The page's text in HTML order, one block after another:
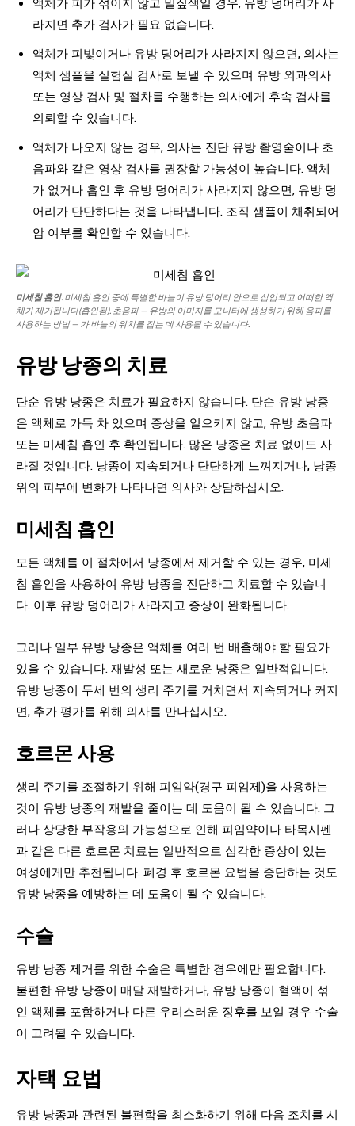
라지면 추가 검사가 필요 없습니다.
액체가 피빛이거나 유방 덩어리가 사라지지 않으면, 의사는
액체 샘플을 실험실 검사로 보낼 수 있으며 유방 외과의사
또는 영상 검사 및 절차를 수행하는 의사에게 후속 검사를
의뢰할 수 있습니다.
액체가 나오지 않는 경우, 의사는 진단 유방 촬영술이나 초
음파와 같은 영상 검사를 권장할 가능성이 높습니다. 액체
가 없거나 흡인 후 유방 덩어리가 사라지지 않으면, 유방 덩
어리가 단단하다는 것을 나타냅니다. 조직 샘플이 채취되어
암 여부를 확인할 수 있습니다.
미세침 흡인. 미세침 흡인 중에 특별한 바늘이 유방 덩어리 안으로 삽입되고 어떠한 액
체가 제거됩니다(흡인됨). 초음파 — 유방의 이미지를 모니터에 생성하기 위해 음파를
사용하는 방법 — 가 바늘의 위치를 잡는 데 사용될 수 있습니다.
유방 낭종의 치료
단순 유방 낭종은 치료가 필요하지 않습니다. 단순 유방 낭종
은 액체로 가득 차 있으며 증상을 일으키지 않고, 유방 초음파
또는 미세침 흡인 후 확인됩니다. 많은 낭종은 치료 없이도 사
라질 것입니다. 낭종이 지속되거나 단단하게 느껴지거나, 낭종
위의 피부에 변화가 나타나면 의사와 상담하십시오.
미세침 흡인
모든 액체를 이 절차에서 낭종에서 제거할 수 있는 경우, 미세
침 흡인을 사용하여 유방 낭종을 진단하고 치료할 수 있습니
다. 이후 유방 덩어리가 사라지고 증상이 완화됩니다.
그러나 일부 유방 낭종은 액체를 여러 번 배출해야 할 필요가
있을 수 있습니다. 재발성 또는 새로운 낭종은 일반적입니다.
유방 낭종이 두세 번의 생리 주기를 거치면서 지속되거나 커지
면, 추가 평가를 위해 의사를 만나십시오.
호르몬 사용
생리 주기를 조절하기 위해 피임약(경구 피임제)을 사용하는
것이 유방 낭종의 재발을 줄이는 데 도움이 될 수 있습니다. 그
러나 상당한 부작용의 가능성으로 인해 피임약이나 타목시펜
과 같은 다른 호르몬 치료는 일반적으로 심각한 증상이 있는
여성에게만 추천됩니다. 폐경 후 호르몬 요법을 중단하는 것도
유방 낭종을 예방하는 데 도움이 될 수 있습니다.
수술
유방 낭종 제거를 위한 수술은 특별한 경우에만 필요합니다.
불편한 유방 낭종이 매달 재발하거나, 유방 낭종이 혈액이 섞
인 액체를 포함하거나 다른 우려스러운 징후를 보일 경우 수술
이 고려될 수 있습니다.
자택 요법
유방 낭종과 관련된 불편함을 최소화하기 위해 다음 조치를 시